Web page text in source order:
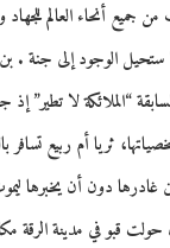
من جميع أنحاء العالم
ستحيل الوجود إلى جنة .
“الملائكة لا تطير”
ثريا أم ربيع تسافر
غادرها دون أن يخبرها
حولت قبو في مدينة الرقة